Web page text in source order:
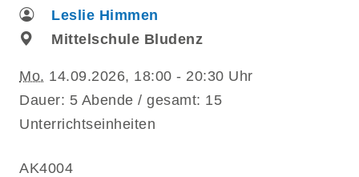
Leslie Himmen
Mittelschule Bludenz
Mo. 14.09.2026, 18:00 - 20:30 Uhr
Dauer: 5 Abende / gesamt: 15
Unterrichtseinheiten
AK4004